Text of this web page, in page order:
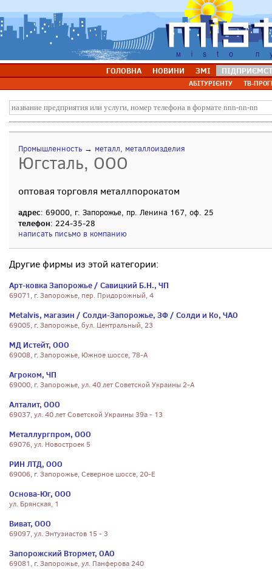
ГОЛОВНА НОВИНИ ЗМІ
АБІТУРІЄНТУ ТВ-
Промышленность → металл, металлоизделия
Югсталь, ООО
оптовая торговля металлпорокатом
адрес: 69000, г. Запорожье, пр. Ленина 167, оф. 25
телефон: 224-35-28
написать письмо в компанию
Другие фирмы из этой категории:
Арт-ковка Запорожье / Савицкий Б.Н., ЧП
69071, г. Запорожье, пер. Придорожный, 4
Metalvis, магазин / Солди-Запорожье, ЗФ / Солди и Ко, ЧАО
69005, г. Запорожье, бул. Центральный, 23
МД Истейт, ООО
69008, г. Запорожье, Южное шоссе, 78-А
Агроком, ЧП
69000, г. Запорожье, ул. 40 лет Советской Украины 2-А
Алталит, ООО
69037, ул. 40 лет Советской Украины 39а - 13
Металлургпром, ООО
69076, ул. Новостроек 5
РИН ЛТД, ООО
69006, г. Запорожье, Северное шоссе, 20-Е
Основа-Юг, ООО
ул. Брянская, 1
Виват, ООО
69097, ул. Энтузиастов 15 - 3
Запорожский Втормет, ОАО
69081, г. Запорожье, ул. Панферова 240